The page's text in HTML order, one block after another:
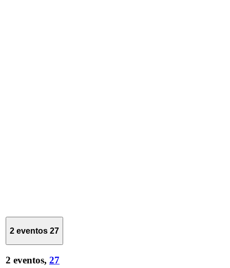
2 eventos 27
2 eventos, 27